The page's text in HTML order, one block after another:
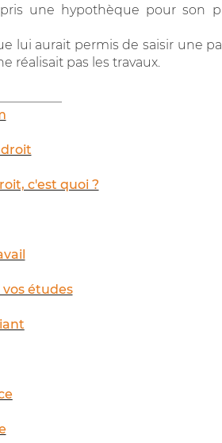
une hypothèque pour son
lui aurait permis de saisir une
réalisait pas les travaux.
c'est quoi ?
études